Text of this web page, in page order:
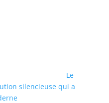
Le
silencieuse qui a